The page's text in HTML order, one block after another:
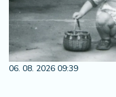
06. 08. 2026 09:39